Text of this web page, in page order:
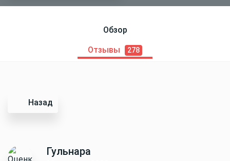
Обзор
Отзывы 278
Назад
Гульнара